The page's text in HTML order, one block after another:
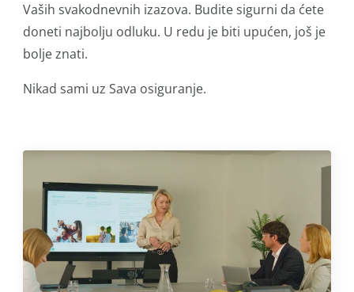
Vaših svakodnevnih izazova. Budite sigurni da ćete
doneti najbolju odluku. U redu je biti upućen, još je
bolje znati.
Nikad sami uz Sava osiguranje.